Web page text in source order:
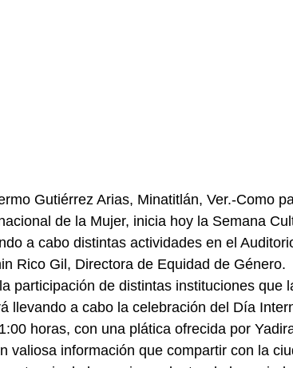
Gutiérrez Arias, Minatitlán, Ver.-Como
de la Mujer, inicia hoy la Semana
a cabo distintas actividades en el
Rico Gil, Directora de Equidad de Género.
participación de distintas instituciones que
llevando a cabo la celebración del Día
horas, con una plática ofrecida por
valiosa información que compartir con la